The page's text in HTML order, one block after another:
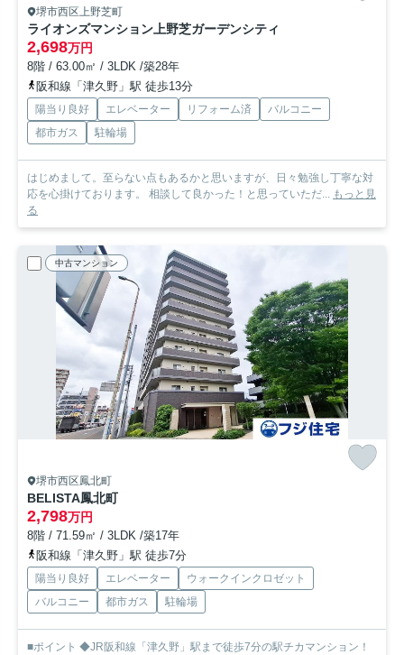
堺市西区上野芝町
ライオンズマンション上野芝ガーデンシティ
2,698万円
8階 / 63.00㎡ / 3LDK /築28年
阪和線「津久野」駅 徒歩13分
陽当り良好 エレベーター リフォーム済
バルコニー
都市ガス
駐輪場
はじめまして。至らない点もあるかと思いますが、日々勉強し丁寧な対
応を心掛けております。 相談して良かった！と思っていただ... もっと見
る
中古マンション
堺市西区鳳北町
BELISTA鳳北町
2,798万円
8階 / 71.59㎡ / 3LDK /築17年
阪和線「津久野」駅 徒歩7分
陽当り良好 エレベーター
ウォークインクロゼット
バルコニー
都市ガス 駐輪場
■ポイント ◆JR阪和線「津久野」駅まで徒歩7分の駅チカマンション！